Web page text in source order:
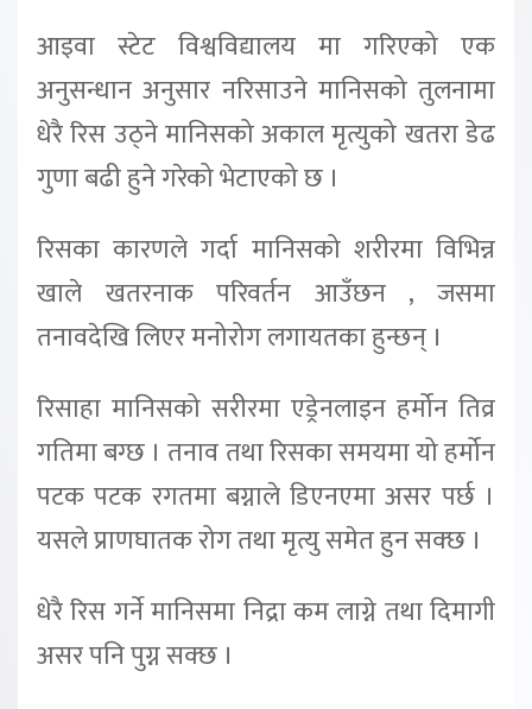
आइवा स्टेट विश्वविद्यालय मा गरिएको एक
अनुसन्धान अनुसार नरिसाउने मानिसको तुलनामा
धेरै रिस उठ्ने मानिसको अकाल मृत्युको खतरा डेढ
गुणा बढी हुने गरेको भेटाएको छ ।
रिसका कारणले गर्दा मानिसको शरीरमा विभिन्न
खाले खतरनाक परिवर्तन आउँछन , जसमा
तनावदेखि लिएर मनोरोग लगायतका हुन्छन् ।
रिसाहा मानिसको सरीरमा एड्रेनलाइन हर्मोन तिव्र
गतिमा बग्छ । तनाव तथा रिसका समयमा यो हर्मोन
पटक पटक रगतमा बग्नाले डिएनएमा असर पर्छ ।
यसले प्राणघातक रोग तथा मृत्यु समेत हुन सक्छ ।
धेरै रिस गर्ने मानिसमा निद्रा कम लाग्ने तथा दिमागी
असर पनि पुग्न सक्छ ।